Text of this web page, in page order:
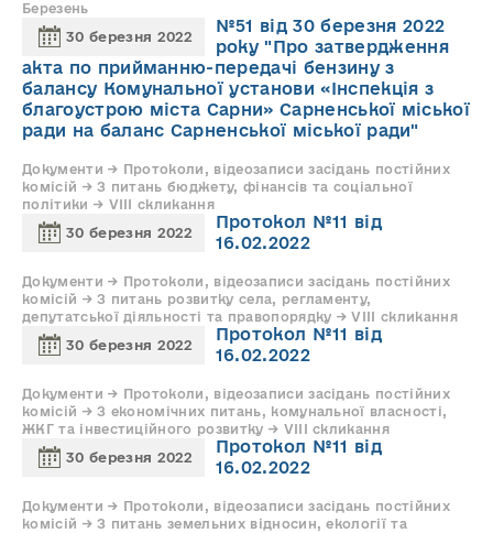
Березень
30 березня 2022
№51 від 30 березня 2022
року "Про затвердження
акта по прийманню-передачі бензину з
балансу Комунальної установи «Інспекція з
благоустрою міста Сарни» Сарненської міської
ради на баланс Сарненської міської ради"
Документи → Протоколи, відеозаписи засідань постійних
комісій → З питань бюджету, фінансів та соціальної
політики → VIII скликання
30 березня 2022
Протокол №11 від
16.02.2022
Документи → Протоколи, відеозаписи засідань постійних
комісій → З питань розвитку села, регламенту,
депутатської діяльності та правопорядку → VIII скликання
30 березня 2022
Протокол №11 від
16.02.2022
Документи → Протоколи, відеозаписи засідань постійних
комісій → З економічних питань, комунальної власності,
ЖКГ та інвестиційного розвитку → VIII скликання
30 березня 2022
Протокол №11 від
16.02.2022
Документи → Протоколи, відеозаписи засідань постійних
комісій → З питань земельних відносин, екології та